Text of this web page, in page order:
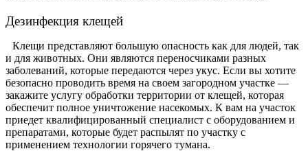
Дезинфекция клещей
Клещи представляют большую опасность как для людей, так
и для животных. Они являются переносчиками разных
заболеваний, которые передаются через укус. Если вы хотите
безопасно проводить время на своем загородном участке —
закажите услугу обработки территории от клещей, которая
обеспечит полное уничтожение насекомых. К вам на участок
приедет квалифицированный специалист с оборудованием и
препаратами, которые будет распылят по участку с
применением технологии горячего тумана.